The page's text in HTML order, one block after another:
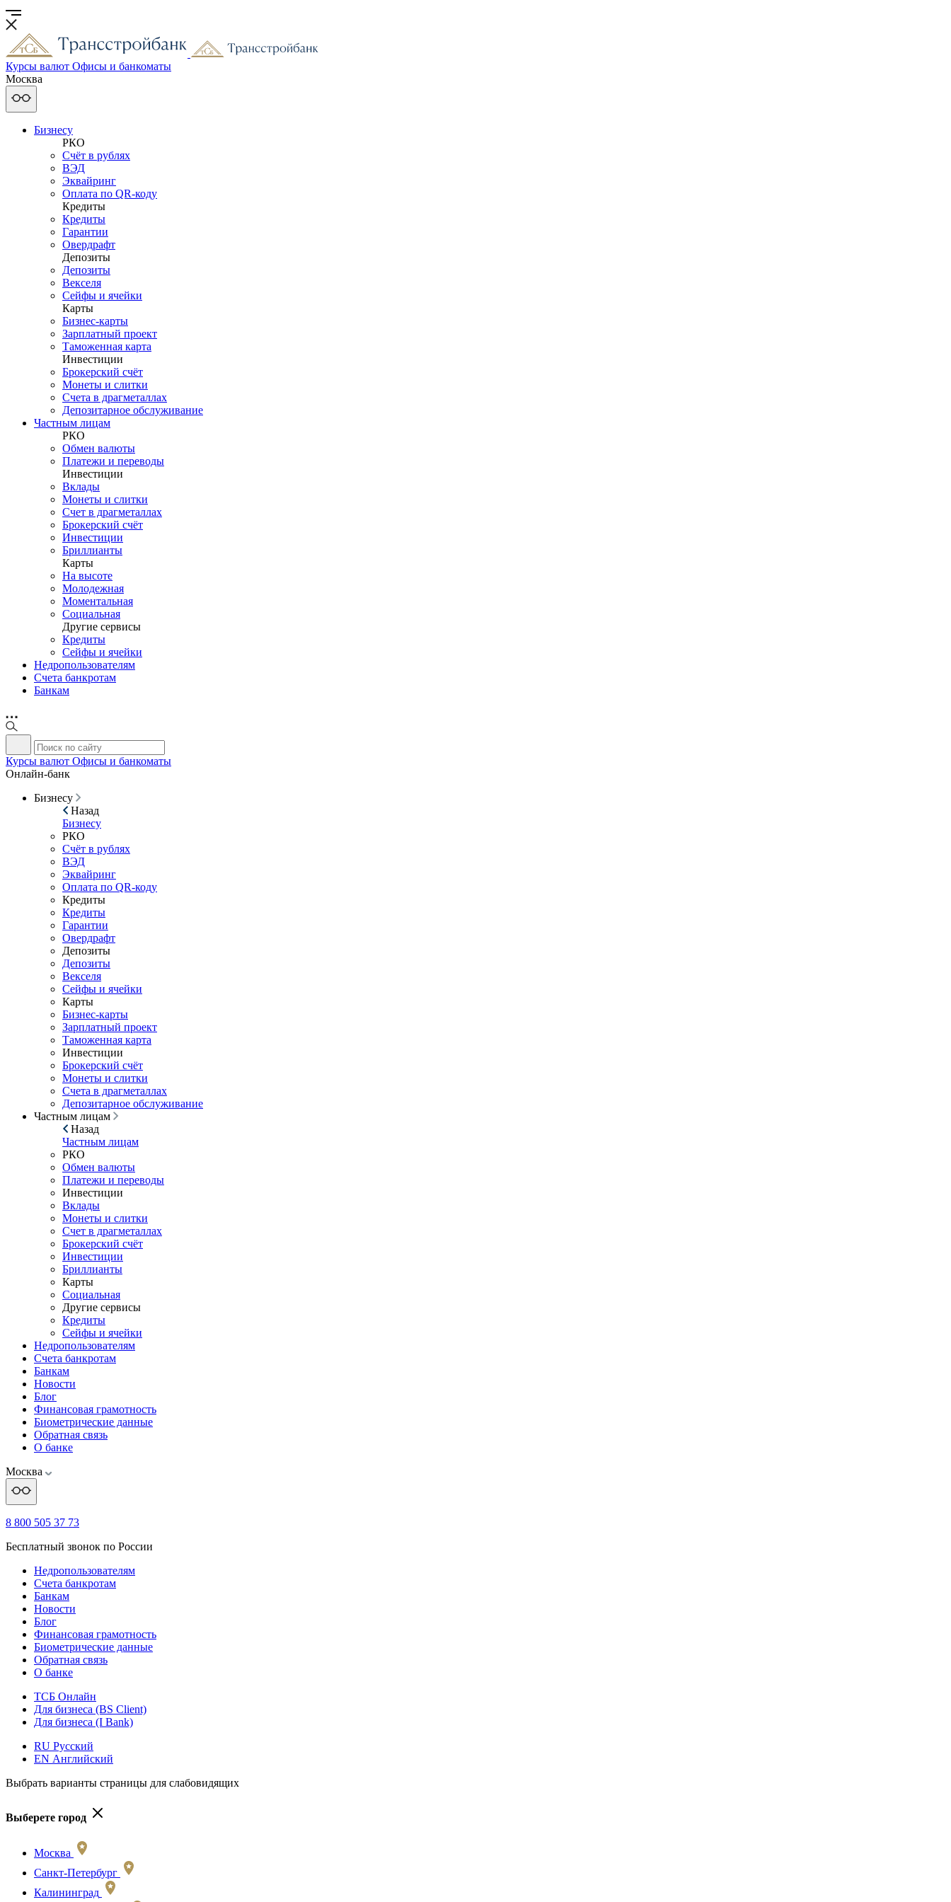
Курсы валют Офисы и банкоматы
Москва
Бизнесу
РКО
Счёт в рублях
ВЭД
Эквайринг
Оплата по QR-коду
Кредиты
Кредиты
Гарантии
Овердрафт
Депозиты
Депозиты
Векселя
Сейфы и ячейки
Карты
Бизнес-карты
Зарплатный проект
Таможенная карта
Инвестиции
Брокерский счёт
Монеты и слитки
Счета в драгметаллах
Депозитарное обслуживание
Частным лицам
РКО
Обмен валюты
Платежи и переводы
Инвестиции
Вклады
Монеты и слитки
Счет в драгметаллах
Брокерский счёт
Инвестиции
Бриллианты
Карты
На высоте
Молодежная
Моментальная
Социальная
Другие сервисы
Кредиты
Сейфы и ячейки
Недропользователям
Счета банкротам
Банкам
Курсы валют Офисы и банкоматы
Онлайн-банк
Бизнесу
Назад
Бизнесу
РКО
Счёт в рублях
ВЭД
Эквайринг
Оплата по QR-коду
Кредиты
Кредиты
Гарантии
Овердрафт
Депозиты
Депозиты
Векселя
Сейфы и ячейки
Карты
Бизнес-карты
Зарплатный проект
Таможенная карта
Инвестиции
Брокерский счёт
Монеты и слитки
Счета в драгметаллах
Депозитарное обслуживание
Частным лицам
Назад
Частным лицам
РКО
Обмен валюты
Платежи и переводы
Инвестиции
Вклады
Монеты и слитки
Счет в драгметаллах
Брокерский счёт
Инвестиции
Бриллианты
Карты
Социальная
Другие сервисы
Кредиты
Сейфы и ячейки
Недропользователям
Счета банкротам
Банкам
Новости
Блог
Финансовая грамотность
Биометрические данные
Обратная связь
О банке
Москва
8 800 505 37 73
Бесплатный звонок по России
Недропользователям
Счета банкротам
Банкам
Новости
Блог
Финансовая грамотность
Биометрические данные
Обратная связь
О банке
ТСБ Онлайн
Для бизнеса (BS Client)
Для бизнеса (I Bank)
RU Русский
EN Английский
Выбрать варианты страницы для слабовидящих
Выберете город
Москва
Санкт-Петербург
Калининград